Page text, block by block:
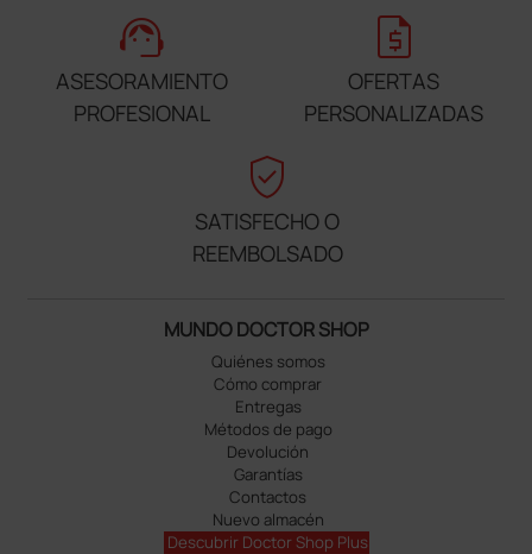
support_agent
ASESORAMIENTO
PROFESIONAL
request_quote
OFERTAS
PERSONALIZADAS
verified_user
SATISFECHO O
REEMBOLSADO
MUNDO DOCTOR SHOP
Quiénes somos
Cómo comprar
Entregas
Métodos de pago
Devolución
Garantías
Contactos
Nuevo almacén
Descubrir Doctor Shop Plus